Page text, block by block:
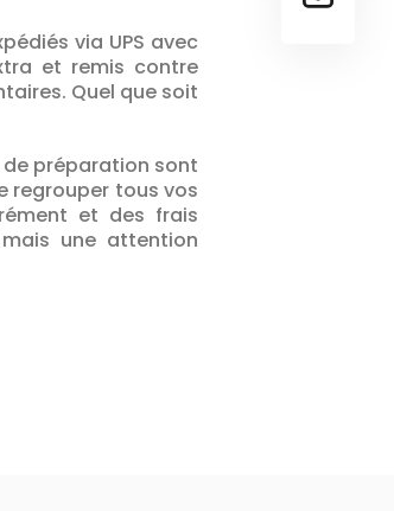
via UPS avec
et remis contre
Quel que soit
préparation sont
regrouper tous vos
et des frais
une attention